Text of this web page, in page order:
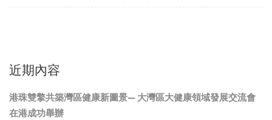
近期內容
港珠雙擎共築灣區健康新圖景— 大灣區大健康領域發展交流會
在港成功舉辦